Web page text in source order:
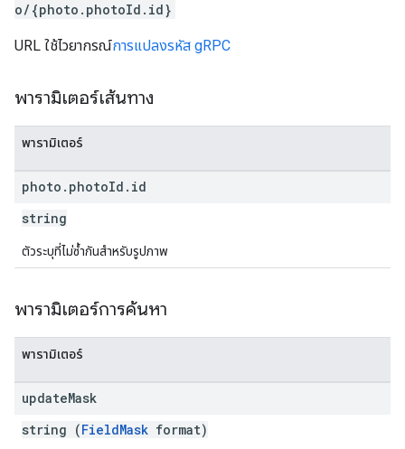
o/{photo.photoId.id}
URL ใช้ไวยากรณ์การแปลงรหัส gRPC
พารามิเตอร์เส้นทาง
พารามิเตอร์
photo . photoId . id
string
ตัวระบุที่ไม่ซ้ำกันสำหรับรูปภาพ
พารามิเตอร์การค้นหา
พารามิเตอร์
updateMask
string (FieldMask format)